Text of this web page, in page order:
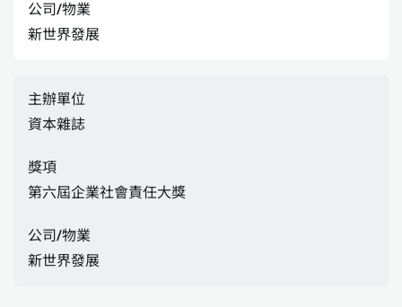
公司/物業
新世界發展
主辦單位
資本雜誌
獎項
第六屆企業社會責任大獎
公司/物業
新世界發展